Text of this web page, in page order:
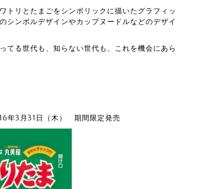
トリとたまごをシンボリックに描いたグラフィッ
シンボルデザインやカップヌードルなどのデザイ
てる世代も、知らない世代も、これを機会にあら
3月31日（木） 期間限定発売